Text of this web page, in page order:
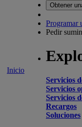
Inicio
Obtener
Programar
Pedir
Servicios
Servicios
Servicios
Recargos
Soluciones